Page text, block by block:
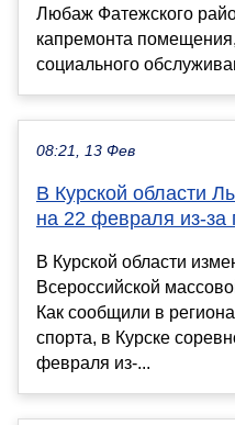
Любаж Фатежского
капремонта
социального
08:21, 13 Фев
В Курской области
на 22 февраля из-за
В Курской области
Всероссийской
Как сообщили в
спорта, в Курске
февраля из-...